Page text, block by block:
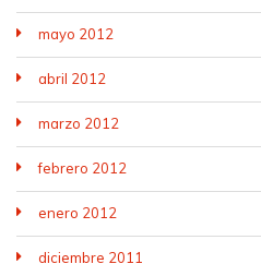
mayo 2012
abril 2012
marzo 2012
febrero 2012
enero 2012
diciembre 2011